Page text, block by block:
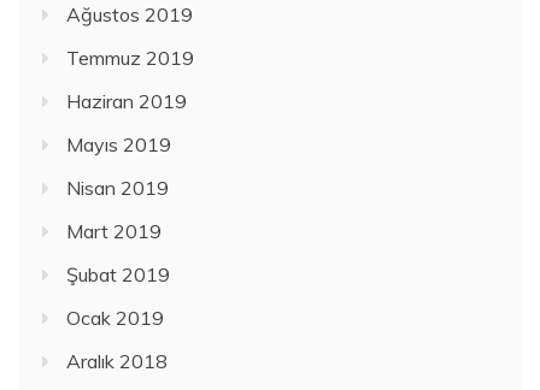
Ağustos 2019
Temmuz 2019
Haziran 2019
Mayıs 2019
Nisan 2019
Mart 2019
Şubat 2019
Ocak 2019
Aralık 2018